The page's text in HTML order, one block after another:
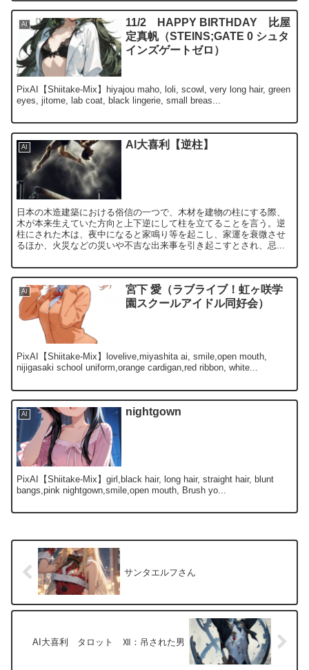
AI
11/2 HAPPY BIRTHDAY 比屋
定真帆（STEINS;GATE 0 シュタ
インズゲートゼロ）
PixAI【Shiitake-Mix】hiyajou maho, loli, scowl, very long hair, green
eyes, jitome, lab coat, black lingerie, small breas...
AI AI大喜利【逆柱】
日本の木造建築における俗信の一つで、木材を建物の柱にする際、
木が本来生えていた方向と上下逆にして柱を立てることを言う。逆
柱にされた木は、夜中になると家鳴り等を起こし、家運を衰微させ
るほか、火災などの災いや不吉な出来事を引き起こすとされ、忌...
AI
宮下 愛（ラブライブ！虹ヶ咲学
園スクールアイドル同好会）
PixAI【Shiitake-Mix】lovelive,miyashita ai, smile,open mouth,
nijigasaki school uniform,orange cardigan,red ribbon, white...
AI nightgown
PixAI【Shiitake-Mix】girl,black hair, long hair, straight hair, blunt
bangs,pink nightgown,smile,open mouth, Brush yo...
サンタエルフさん
AI大喜利 タロット Ⅻ：吊された男